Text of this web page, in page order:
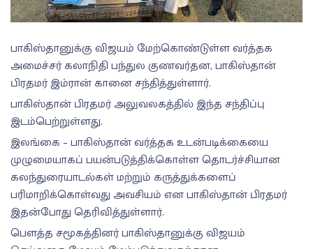
பாகிஸ்தானுக்கு விஜயம் மேற்கொண்டுள்ள வர்த்தக
அமைச்சர் கலாநிதி பந்துல குணவர்தன, பாகிஸ்தான்
பிரதமர் இம்ரான் கானை சந்தித்துள்ளார்.
பாகிஸ்தான் பிரதமர் அலுவலகத்தில் இந்த சந்திப்பு
இடம்பெற்றுள்ளது.
இலங்கை – பாகிஸ்தான் வர்த்தக உடன்படிக்கையை
முழுமையாகப் பயன்படுத்திக்கொள்ள தொடர்ச்சியான
கலந்துரையாடல்கள் மற்றும் கருத்துக்களைப்
பரிமாறிக்கொள்வது அவசியம் என பாகிஸ்தான் பிரதமர்
இதன்போது தெரிவித்துள்ளார்.
பௌத்த சமூகத்தினர் பாகிஸ்தானுக்கு விஜயம்